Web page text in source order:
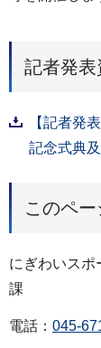
記者発表
【記者発
記念式典
このペ
にぎわいスポ
課
電話： 045-